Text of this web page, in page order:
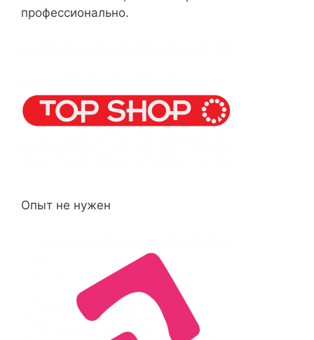
профессионально.
Опыт не нужен